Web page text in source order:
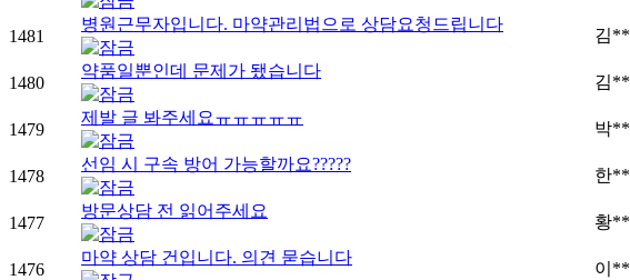
1481
병원근무자입니다. 마약관리법으로 상담요청드립니다
김**
1480
약품일뿐인데 문제가 됐습니다
김**
1479
제발 글 봐주세요ㅠㅠㅠㅠㅠ
박**
1478
선임 시 구속 방어 가능할까요?????
한**
1477
방문상담 전 읽어주세요
황**
1476
마약 상담 건입니다. 의견 묻습니다
이**